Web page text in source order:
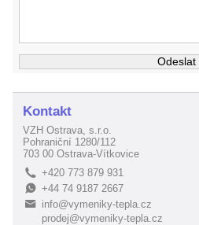
Kontakt
VZH Ostrava, s.r.o.
Pohraniční 1280/112
703 00 Ostrava-Vítkovice
L +420 773 879 931
E+44 74 9187 2667
B
info@vymeniky-tepla.cz
prodej@vymeniky-tepla.cz